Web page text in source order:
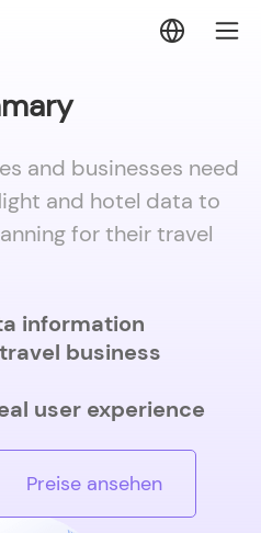
and businesses need
and hotel data to
for their travel
information
business
user experience
Preise ansehen